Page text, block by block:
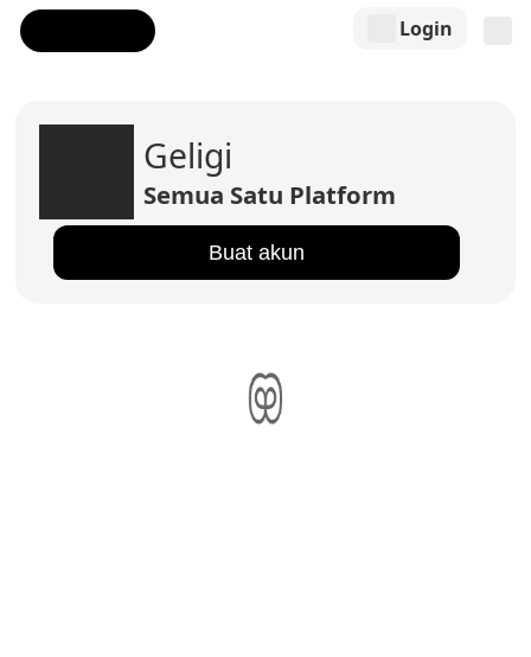
Login
Geligi
Semua Satu Platform
Buat akun